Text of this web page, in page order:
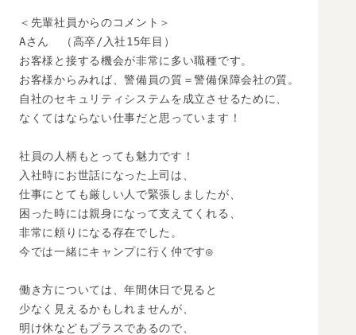
＜先輩社員からのコメント＞
Aさん　（高卒/入社15年目）
お客様と接する機会が非常に多い職種です。
お客様からみれば、警備員の質＝警備保障会社の質。
自社のセキュリティシステムを成立させるために、
なくてはならない仕事だと思っています！
社員の人柄もとっても魅力です！
入社時にお世話になった上司は、
仕事にとても厳しい人で緊張しましたが、
困った時には親身になって支えてくれる、
非常に頼りになる存在でした。
今では一緒にキャンプに行く仲です◎
働き方については、年間休日で見ると
少なく見えるかもしれませんが、
明け休などもプラスであるので、